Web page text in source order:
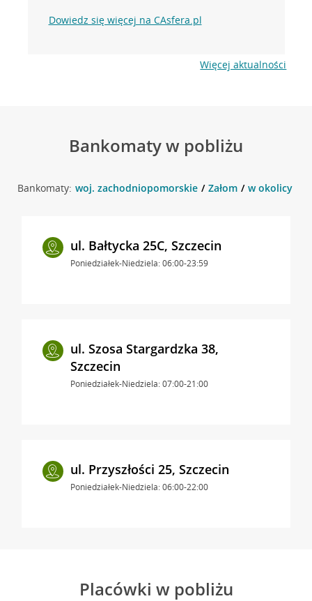
Dowiedz się więcej na CAsfera.pl
Więcej aktualności
Bankomaty w pobliżu
Bankomaty: woj. zachodniopomorskie Załom w okolicy ul.
ul. Bałtycka 25C, Szczecin
Poniedziałek-Niedziela: 06:00-23:59
ul. Szosa Stargardzka 38,
Szczecin
Poniedziałek-Niedziela: 07:00-21:00
ul. Przyszłości 25, Szczecin
Poniedziałek-Niedziela: 06:00-22:00
Placówki w pobliżu